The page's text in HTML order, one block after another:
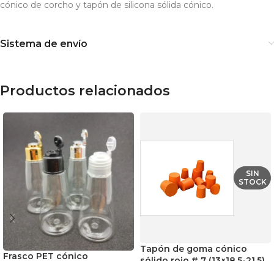
cónico de corcho y tapón de silicona sólida cónico.
Sistema de envío
Productos relacionados
Frasco PET cónico
SIN
STOCK
Tapón de goma cónico